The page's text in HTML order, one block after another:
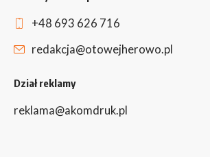
+48 693 626 716
redakcja@otowejherowo.pl
Dział reklamy
reklama@akomdruk.pl